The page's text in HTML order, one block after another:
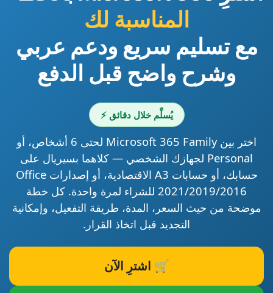
المناسبة لك
مع تسليم سريع ودعم عربي
وشرح واضح قبل الدفع
يُسلَّم خلال دقائق ⚡
اختر بينMicrosoft 365 Family لحتى 6 أشخاص، أو
Personal لجهازك الشخصي — كلاهما بسيريال على
حسابك، أو حسابات A3 الاقتصادية، أو إصداراتOffice
2021/2019/2016 للشراء لمرة واحدة. كل خطة
موضحة من حيث السعر، المدة، طريقة التفعيل، وإمكانية
التجديد قبل اتخاذ القرار.
🛒 اشترِ الآن